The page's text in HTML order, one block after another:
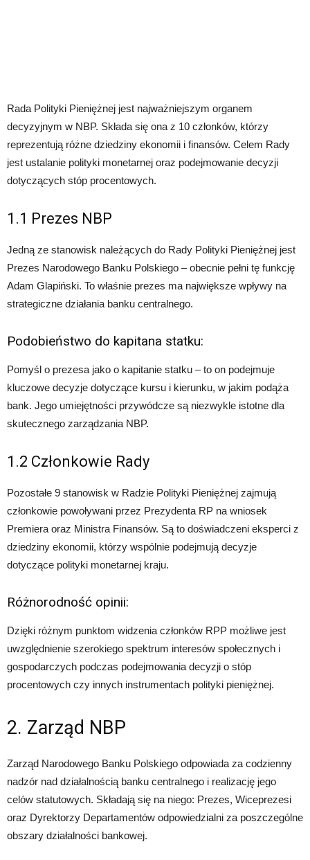
Rada Polityki Pieniężnej jest najważniejszym organem
decyzyjnym w NBP. Składa się ona z 10 członków, którzy
reprezentują różne dziedziny ekonomii i finansów. Celem Rady
jest ustalanie polityki monetarnej oraz podejmowanie decyzji
dotyczących stóp procentowych.
1.1 Prezes NBP
Jedną ze stanowisk należących do Rady Polityki Pieniężnej jest
Prezes Narodowego Banku Polskiego – obecnie pełni tę funkcję
Adam Glapiński. To właśnie prezes ma największe wpływy na
strategiczne działania banku centralnego.
Podobieństwo do kapitana statku:
Pomyśl o prezesa jako o kapitanie statku – to on podejmuje
kluczowe decyzje dotyczące kursu i kierunku, w jakim podąża
bank. Jego umiejętności przywódcze są niezwykle istotne dla
skutecznego zarządzania NBP.
1.2 Członkowie Rady
Pozostałe 9 stanowisk w Radzie Polityki Pieniężnej zajmują
członkowie powoływani przez Prezydenta RP na wniosek
Premiera oraz Ministra Finansów. Są to doświadczeni eksperci z
dziedziny ekonomii, którzy wspólnie podejmują decyzje
dotyczące polityki monetarnej kraju.
Różnorodność opinii:
Dzięki różnym punktom widzenia członków RPP możliwe jest
uwzględnienie szerokiego spektrum interesów społecznych i
gospodarczych podczas podejmowania decyzji o stóp
procentowych czy innych instrumentach polityki pieniężnej.
2. Zarząd NBP
Zarząd Narodowego Banku Polskiego odpowiada za codzienny
nadzór nad działalnością banku centralnego i realizację jego
celów statutowych. Składają się na niego: Prezes, Wiceprezesi
oraz Dyrektorzy Departamentów odpowiedzialni za poszczególne
obszary działalności bankowej.